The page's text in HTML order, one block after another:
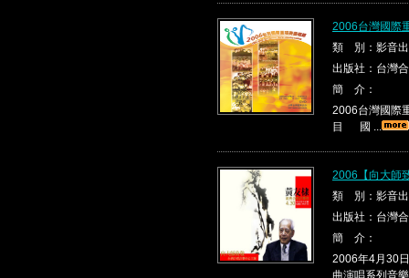
2006台灣國際
類 別：影音
出版社：台灣
簡 介：
2006台灣國際
目 國 ...
2006【向大師
類 別：影音
出版社：台灣
簡 介：
2006年4月30
曲演唱系列音